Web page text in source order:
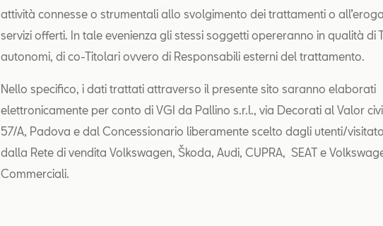
attività connesse o strumentali allo svolgimento dei trattamenti o
servizi offerti. In tale evenienza gli stessi soggetti opereranno in qualità di
autonomi, di co-Titolari ovvero di Responsabili esterni del trattamento.
Nello specifico, i dati trattati attraverso il presente sito saranno elaborati
elettronicamente per conto di VGI da Pallino s.r.l., via Decorati al Valor
57/A, Padova e dal Concessionario liberamente scelto dagli utenti/
dalla Rete di vendita Volkswagen, Škoda, Audi, CUPRA, SEAT e
Commerciali.